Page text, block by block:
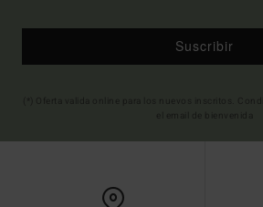
Suscribir